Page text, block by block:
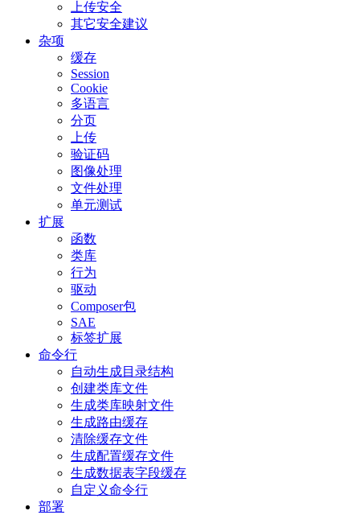
上传安全
其它安全建议
杂项
缓存
Session
Cookie
多语言
分页
上传
验证码
图像处理
文件处理
单元测试
扩展
函数
类库
行为
驱动
Composer包
SAE
标签扩展
命令行
自动生成目录结构
创建类库文件
生成类库映射文件
生成路由缓存
清除缓存文件
生成配置缓存文件
生成数据表字段缓存
自定义命令行
部署